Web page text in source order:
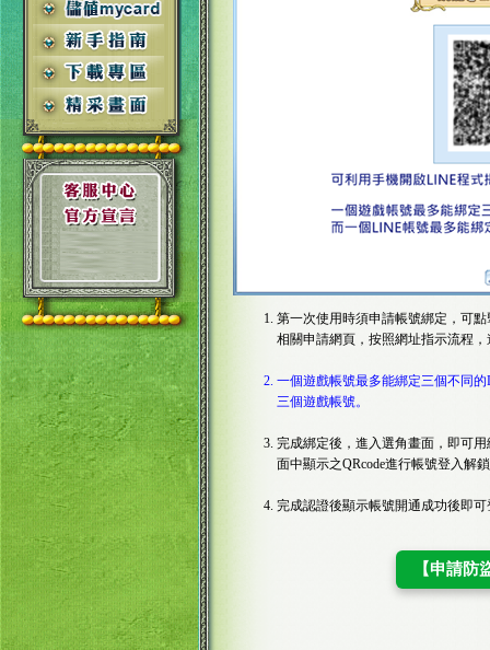
第一次使用時須申請帳號綁定，可點
相關申請網頁，按照網址指示流程
一個遊戲帳號最多能綁定三個不同
三個遊戲帳號。
完成綁定後，進入選角畫面，即可
面中顯示之QRcode進行帳號登入解
完成認證後顯示帳號開通成功後即可
【申請防